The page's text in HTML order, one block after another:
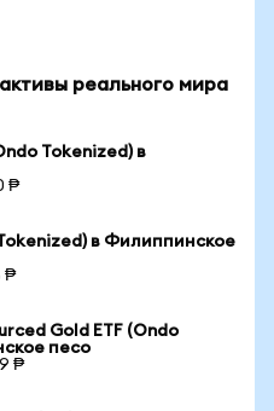
реального мира
Tokenized) в
₱
в Филиппинское
₱
Gold ETF (Ondo
песо
₱